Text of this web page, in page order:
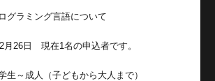
グラミング言語について
26日 現在1名の申込者です。
生～成人（子どもから大人まで）